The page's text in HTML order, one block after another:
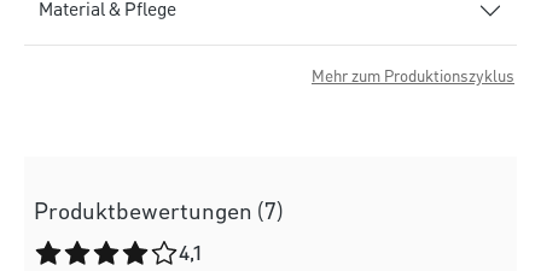
Material & Pflege
Mehr zum Produktionszyklus
Produktbewertungen (7)
Durchschnittliche Bewertung von 4.1 von 5 Sternen
4,1